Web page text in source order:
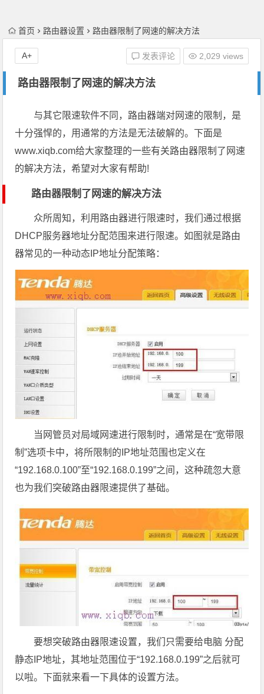
首页 路由器设置 路由器限制了网速的解决方法
路由器限制了网速的解决方法
发表评论 2,029 views
A+
与其它限速软件不同，路由器端对网速的限制，是
十分强悍的，用通常的方法是无法破解的。下面是
www.xiqb.com给大家整理的一些有关路由器限制了网速
的解决方法，希望对大家有帮助!
路由器限制了网速的解决方法
众所周知，利用路由器进行限速时，我们通过根据
DHCP服务器地址分配范围来进行限速。如图就是路由
器常见的一种动态IP地址分配策略：
当网管员对局域网速进行限制时，通常是在“宽带限
制”选项卡中，将所限制的IP地址范围也定义在
“192.168.0.100”至“192.168.0.199”之间，这种疏忽大意
也为我们突破路由器限速提供了基础。
要想突破路由器限速设置，我们只需要给电脑 分配
静态IP地址，其地址范围位于“192.168.0.199”之后就可
以啦。下面就来看一下具体的设置方法。